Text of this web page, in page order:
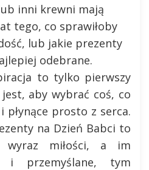
inni krewni mają
tego, co sprawiłoby
lub jakie prezenty
odebrane.
to tylko pierwszy
aby wybrać coś, co
płynące prosto z serca.
na Dzień Babci to
wyraz miłości, a im
i przemyślane, tym